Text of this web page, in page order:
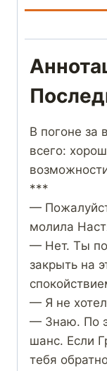
В погоне за
всего:
***
—
молила
— Нет. Ты
закрыть на
— Я не
— Знаю. По
шанс. Если
тебя